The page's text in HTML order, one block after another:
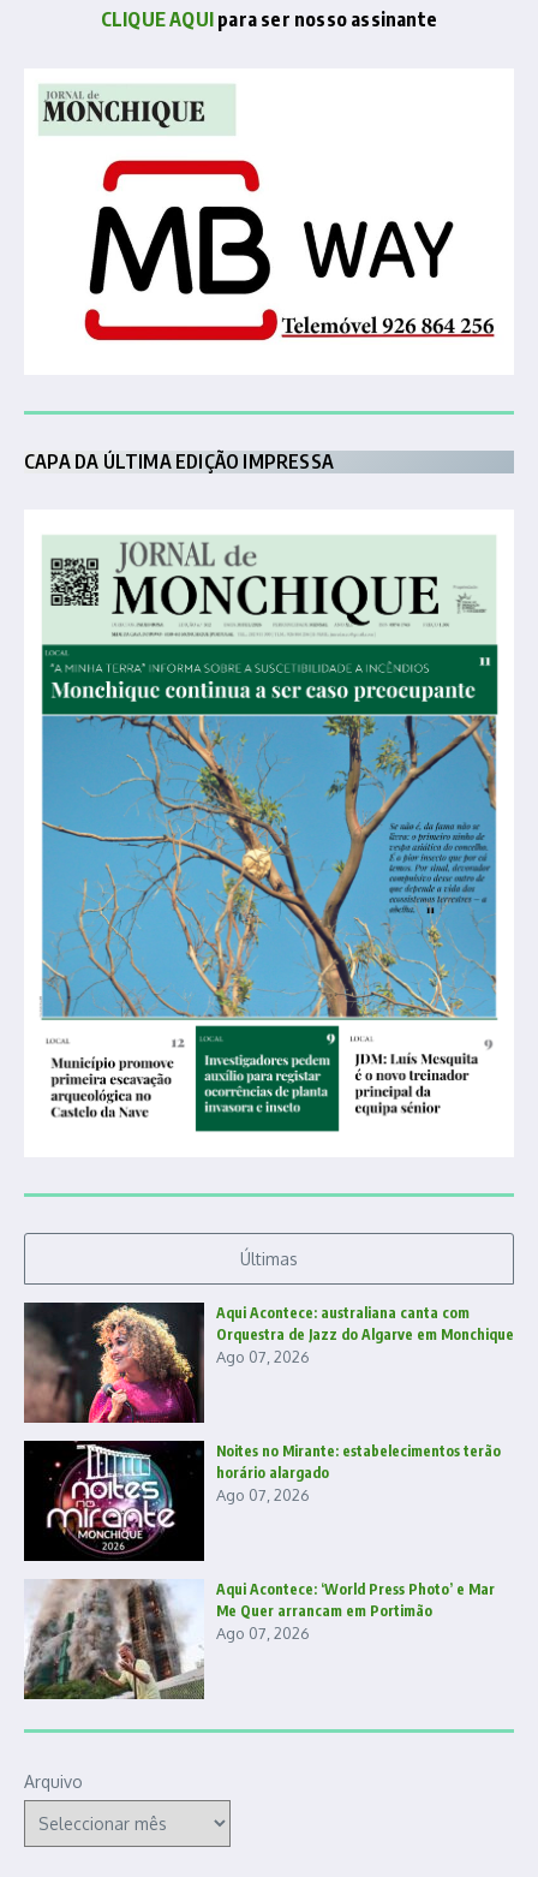
CLIQUE AQUI para ser nosso assinante
CAPA DA ÚLTIMA EDIÇÃO IMPRESSA
Últimas
Aqui Acontece: australiana canta com
Orquestra de Jazz do Algarve em Monchique
Ago 07, 2026
Noites no Mirante: estabelecimentos terão
horário alargado
Ago 07, 2026
Aqui Acontece: ‘World Press Photo’ e Mar
Me Quer arrancam em Portimão
Ago 07, 2026
Arquivo